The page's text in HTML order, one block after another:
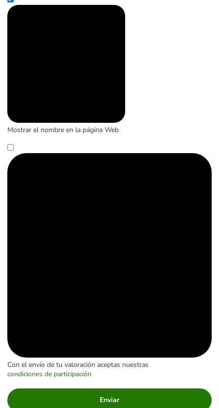
Mostrar el nombre en la página Web
Con el envío de tu valoración aceptas nuestras
condiciones de participación
Enviar